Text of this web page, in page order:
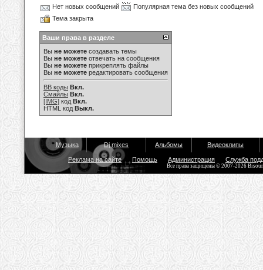
Нет новых сообщений
Популярная тема без новых сообщений
Тема закрыта
Ваши права в разделе
Вы не можете создавать темы
Вы не можете отвечать на сообщения
Вы не можете прикреплять файлы
Вы не можете редактировать сообщения
BB коды Вкл.
Смайлы Вкл.
[IMG] код Вкл.
HTML код Выкл.
Музыка Dj mixes Альбомы Видеоклипы
Реклама на сайте Помощь Администрация Служба
Все права защищены © 2007-2026